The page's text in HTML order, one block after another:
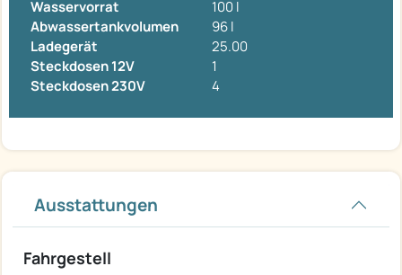
Wasservorrat
100 l
Abwassertankvolumen
96 l
Ladegerät
25.00
Steckdosen 12V
1
Steckdosen 230V
4
Ausstattungen
Fahrgestell